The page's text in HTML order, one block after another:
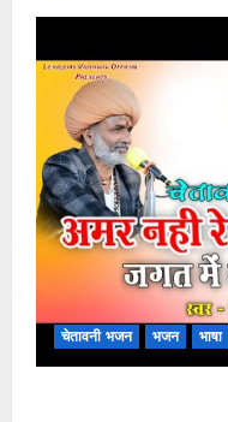
चेतावनी भजन भजन भाषा